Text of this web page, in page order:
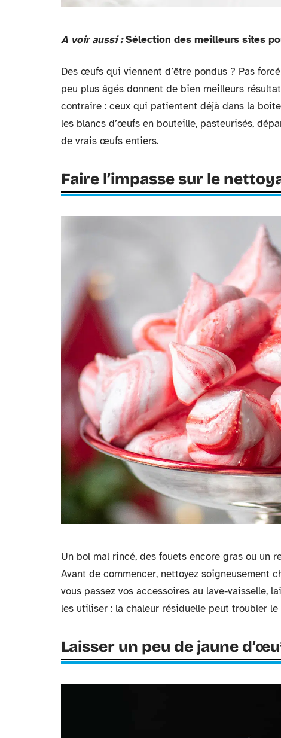
A voir aussi : Sélection des meilleurs sites
Des œufs qui viennent d’être pondus ? Pas
peu plus âgés donnent de bien meilleurs
contraire : ceux qui patientent déjà dans la
les blancs d’œufs en bouteille, pasteurisés,
de vrais œufs entiers.
Faire l’impasse sur le
Un bol mal rincé, des fouets encore gras ou un
Avant de commencer, nettoyez soigneusement
vous passez vos accessoires au lave-vaisselle,
les utiliser : la chaleur résiduelle peut troubler le
Laisser un peu de jaune